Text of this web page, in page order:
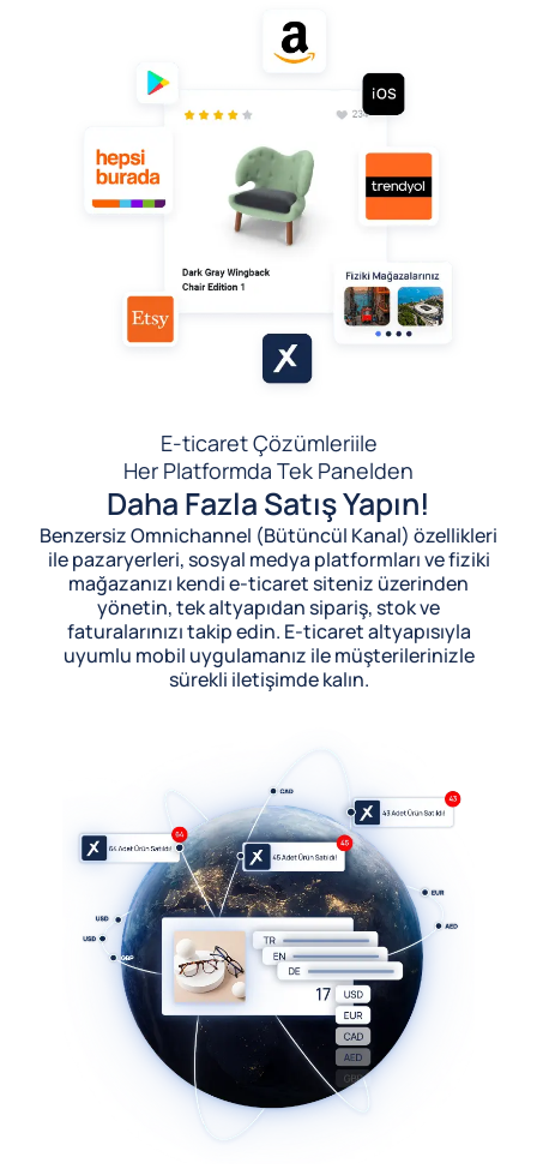
E-ticaret Çözümleriile
Her Platformda Tek Panelden
Daha Fazla Satış Yapın!
Benzersiz Omnichannel (Bütüncül Kanal) özellikleri
ile pazaryerleri, sosyal medya platformları ve fiziki
mağazanızı kendi e-ticaret siteniz üzerinden
yönetin, tek altyapıdan sipariş, stok ve
faturalarınızı takip edin. E-ticaret altyapısıyla
uyumlu mobil uygulamanız ile müşterilerinizle
sürekli iletişimde kalın.